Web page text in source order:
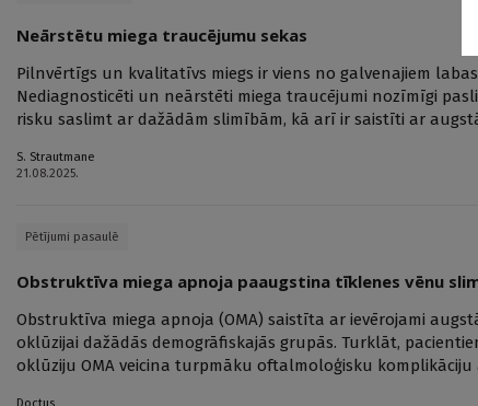
Neārstētu miega traucējumu sekas
Pilnvērtīgs un kvalitatīvs miegs ir viens no galvenajiem
Nediagnosticēti un neārstēti miega traucējumi nozīmīgi
risku saslimt ar dažādām slimībām, kā arī ir saistīti ar
S. Strautmane
21.08.2025.
Pētījumi pasaulē
Obstruktīva miega apnoja paaugstina tīklenes vēnu
Obstruktīva miega apnoja (OMA) saistīta ar ievērojami
oklūzijai dažādās demogrāfiskajās grupās. Turklāt,
oklūziju OMA veicina turpmāku oftalmoloģisku